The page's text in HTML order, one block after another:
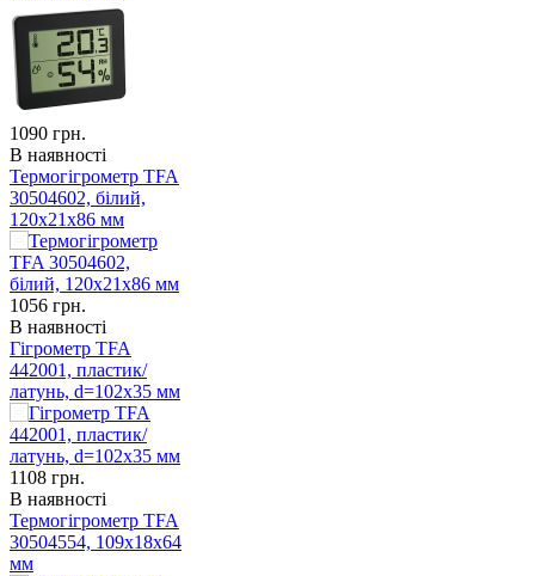
1090 грн.
В наявності
Термогігрометр TFA
30504602, білий,
120x21x86 мм
1056 грн.
В наявності
Гігрометр TFA
442001, пластик/
латунь, d=102х35 мм
1108 грн.
В наявності
Термогігрометр TFA
30504554, 109x18x64
мм